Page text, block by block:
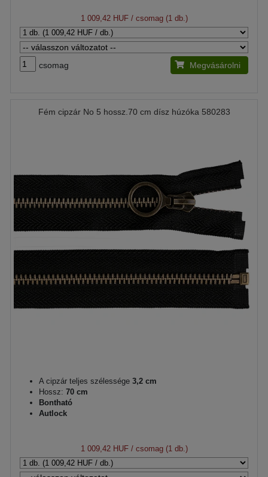
1 009,42 HUF/ csomag (1 db.)
csomag Megvásárolni
Fém cipzár No 5 hossz.70 cm dísz húzóka 580283
A cipzár teljes szélessége 3,2 cm
Hossz: 70 cm
Bontható
Autlock
1 009,42 HUF/ csomag (1 db.)